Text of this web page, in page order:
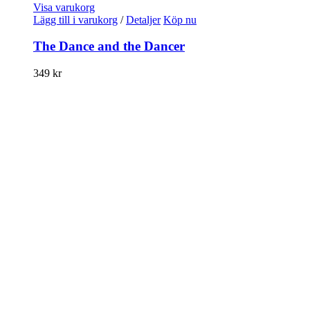
Visa varukorg
Lägg till i varukorg / Detaljer Köp nu
The Dance and the Dancer
349 kr